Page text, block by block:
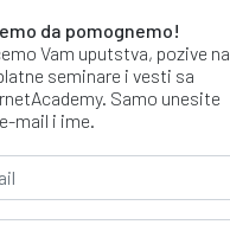
da pomognemo!
Vam uputstva, pozive na
seminare i vesti sa
Samo unesite
mail i ime.